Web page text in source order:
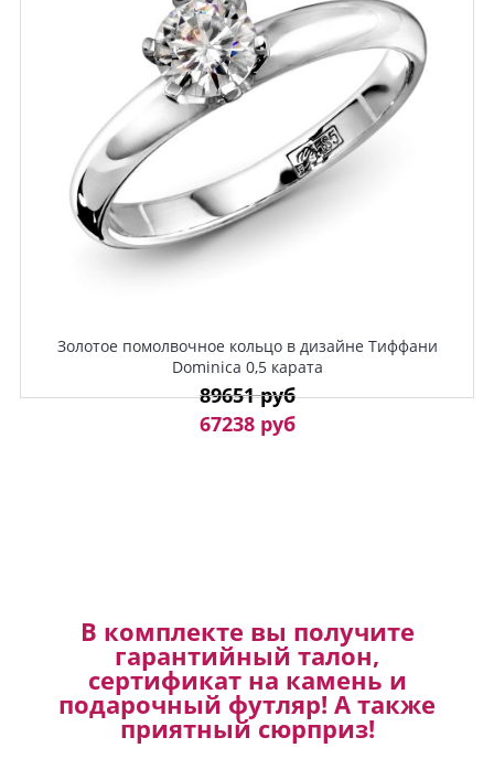
Золотое помолвочное кольцо в дизайне Тиффани
Dominica 0,5 карата
89651 руб
67238 руб
В комплекте вы получите
гарантийный талон,
сертификат на камень и
подарочный футляр! А также
приятный сюрприз!